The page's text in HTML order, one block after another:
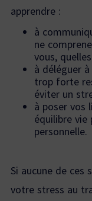
apprendre :
à
ne
vous,
à déléguer
trop forte
éviter un
à poser vos
équilibre vie
personnelle.
Si aucune de ces
votre stress au